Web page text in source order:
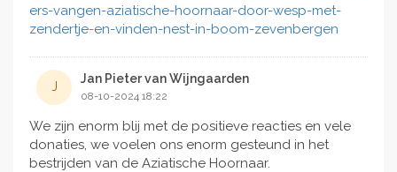
Even een reken sommetje: 1 nest Aziatische
hoornaars eet 11,2 kg insecten, omgerekend 100.000
van een honingbij.)
In de literatuur speken ze over een dieet van 30 tot
70% honingbij, dus laten we het even voor het gemak
op 50% houden. Dus 1 nest Aziatische hoornaars eet
ongeveer 50.000 honingbijen en 50.000 andere
insecten.
ers-vangen-aziatische-hoornaar-door-wesp-met-
zendertje-en-vinden-nest-in-boom-zevenbergen
J
Jan Pieter van Wijngaarden
08-10-2024 18:22
We zijn enorm blij met de positieve reacties en vele
donaties, we voelen ons enorm gesteund in het
bestrijden van de Aziatische Hoornaar.